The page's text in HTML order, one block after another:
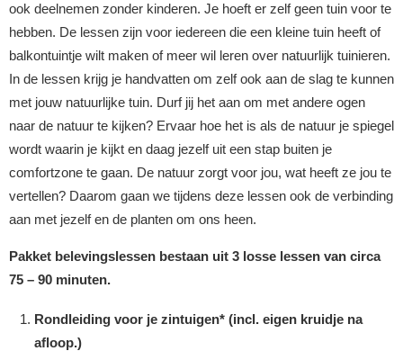
ook deelnemen zonder kinderen. Je hoeft er zelf geen tuin voor te
hebben. De lessen zijn voor iedereen die een kleine tuin heeft of
balkontuintje wilt maken of meer wil leren over natuurlijk tuinieren.
In de lessen krijg je handvatten om zelf ook aan de slag te kunnen
met jouw natuurlijke tuin. Durf jij het aan om met andere ogen
naar de natuur te kijken? Ervaar hoe het is als de natuur je spiegel
wordt waarin je kijkt en daag jezelf uit een stap buiten je
comfortzone te gaan. De natuur zorgt voor jou, wat heeft ze jou te
vertellen? Daarom gaan we tijdens deze lessen ook de verbinding
aan met jezelf en de planten om ons heen.
Pakket belevingslessen bestaan uit 3 losse lessen van circa
75 – 90 minuten.
Rondleiding voor je zintuigen* (incl. eigen kruidje na
afloop.)